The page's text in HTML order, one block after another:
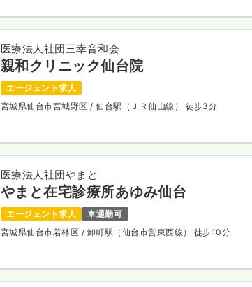
医療法人社団三幸音和会
親和クリニック仙台院
エージェント求人
宮城県仙台市宮城野区/ 仙台駅（ＪＲ仙山線） 徒歩3分
医療法人社団やまと
やまと在宅診療所あゆみ仙台
エージェント求人
車通勤可
宮城県仙台市若林区 / 卸町駅（仙台市営東西線） 徒歩10分